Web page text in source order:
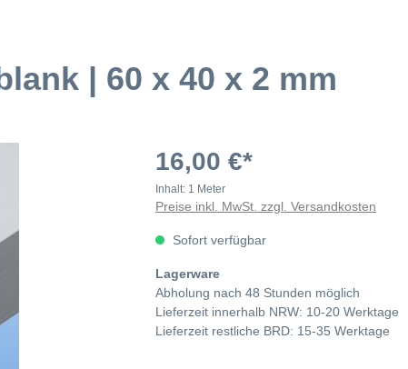
| 60 x 40 x 2 mm
16,00 €*
Inhalt: 1 Meter
Preise inkl. MwSt. zzgl. Versandkosten
Sofort verfügbar
Lagerware
Abholung nach 48 Stunden möglich
Lieferzeit innerhalb NRW: 10-20 Werktage
Lieferzeit restliche BRD: 15-35 Werktage